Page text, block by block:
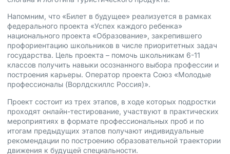
Напомним, что «Билет в будущее» реализуется в рамках
федерального проекта «Успех каждого ребенка»
национального проекта «Образование», закрепившего
профориентацию школьников в числе приоритетных задач
государства. Цель проекта – помочь школьникам 6-11
классов получить навыки осознанного выбора профессии и
построения карьеры. Оператор проекта Союз «Молодые
профессионалы (Ворлдскиллс Россия)».
Проект состоит из трех этапов, в ходе которых подростки
проходят онлайн-тестирование, участвуют в практических
мероприятиях в формате профессиональных проб и по
итогам предыдущих этапов получают индивидуальные
рекомендации по построению образовательной траектории
движения к будущей специальности.